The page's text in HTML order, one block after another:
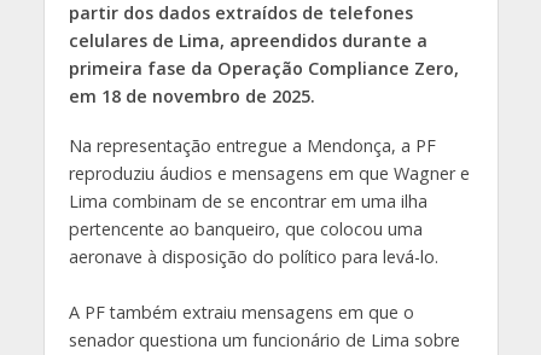
partir dos dados extraídos de telefones
celulares de Lima, apreendidos durante a
primeira fase da Operação Compliance Zero,
em 18 de novembro de 2025.
Na representação entregue a Mendonça, a PF
reproduziu áudios e mensagens em que Wagner e
Lima combinam de se encontrar em uma ilha
pertencente ao banqueiro, que colocou uma
aeronave à disposição do político para levá-lo.
A PF também extraiu mensagens em que o
senador questiona um funcionário de Lima sobre